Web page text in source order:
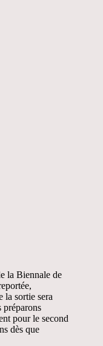
la Biennale de
la sortie sera
préparons
pour le second
dès que